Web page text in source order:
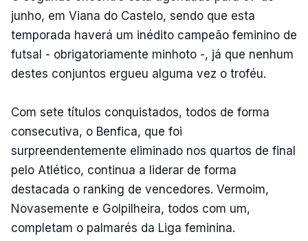
junho, em Viana do Castelo, sendo que esta
temporada haverá um inédito campeão feminino de
futsal - obrigatoriamente minhoto -, já que nenhum
destes conjuntos ergueu alguma vez o troféu.
Com sete títulos conquistados, todos de forma
consecutiva, o Benfica, que foi
surpreendentemente eliminado nos quartos de final
pelo Atlético, continua a liderar de forma
destacada o ranking de vencedores. Vermoim,
Novasemente e Golpilheira, todos com um,
completam o palmarés da Liga feminina.